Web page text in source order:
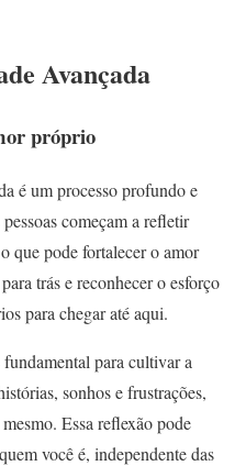
Avançada
próprio
é um processo profundo e
começam a refletir
que pode fortalecer o amor
trás e reconhecer o esforço
para chegar até aqui.
para cultivar a
sonhos e frustrações,
Essa reflexão pode
você é, independente das